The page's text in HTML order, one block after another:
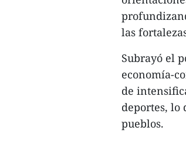
las
Subrayó el
economía-
de
deportes, lo
pueblos.